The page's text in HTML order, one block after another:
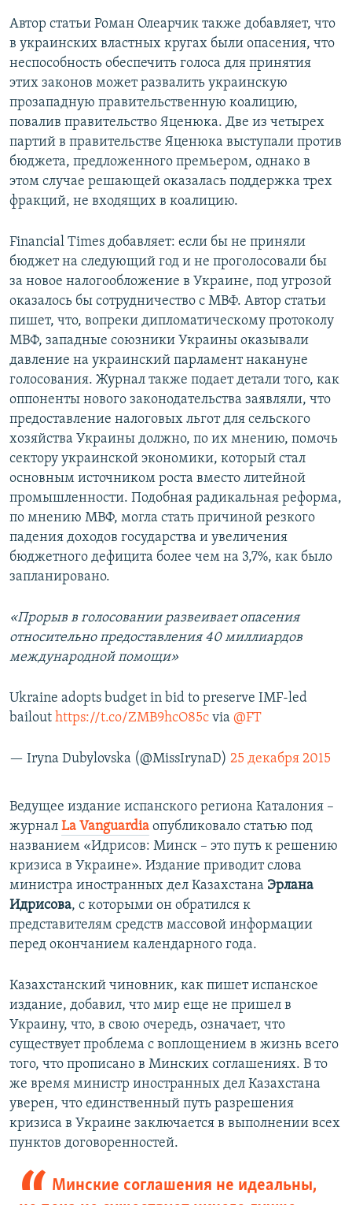
Автор статьи Роман Олеарчик также добавляет, что
в украинских властных кругах были опасения, что
неспособность обеспечить голоса для принятия
этих законов может развалить украинскую
прозападную правительственную коалицию,
повалив правительство Яценюка. Две из четырех
партий в правительстве Яценюка выступали против
бюджета, предложенного премьером, однако в
этом случае решающей оказалась поддержка трех
фракций, не входящих в коалицию.
Financial Times добавляет: если бы не приняли
бюджет на следующий год и не проголосовали бы
за новое налогообложение в Украине, под угрозой
оказалось бы сотрудничество с МВФ. Автор статьи
пишет, что, вопреки дипломатическому протоколу
МВФ, западные союзники Украины оказывали
давление на украинский парламент накануне
голосования. Журнал также подает детали того, как
оппоненты нового законодательства заявляли, что
предоставление налоговых льгот для сельского
хозяйства Украины должно, по их мнению, помочь
сектору украинской экономики, который стал
основным источником роста вместо литейной
промышленности. Подобная радикальная реформа,
по мнению МВФ, могла стать причиной резкого
падения доходов государства и увеличения
бюджетного дефицита более чем на 3,7%, как было
запланировано.
«Прорыв в голосовании развеивает опасения
относительно предоставления 40 миллиардов
международной помощи»
Ukraine adopts budget in bid to preserve IMF-led
bailout https://t.co/ZMB9hcO85c via @FT
— Iryna Dubylovska (@MissIrynaD) 25 декабря 2015
Ведущее издание испанского региона Каталония –
журнал La Vanguardia опубликовало статью под
названием «Идрисов: Минск – это путь к решению
кризиса в Украине». Издание приводит слова
министра иностранных дел Казахстана Эрлана
Идрисова, с которыми он обратился к
представителям средств массовой информации
перед окончанием календарного года.
Казахстанский чиновник, как пишет испанское
издание, добавил, что мир еще не пришел в
Украину, что, в свою очередь, означает, что
существует проблема с воплощением в жизнь всего
того, что прописано в Минских соглашениях. В то
же время министр иностранных дел Казахстана
уверен, что единственный путь разрешения
кризиса в Украине заключается в выполнении всех
пунктов договоренностей.
Минские соглашения не идеальны,